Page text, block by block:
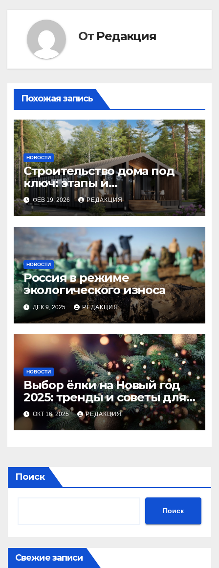
От Редакция
Похожая запись
НОВОСТИ
Строительство дома под
ключ: этапы и
планирование бюджета
ФЕВ 19, 2026 РЕДАКЦИЯ
НОВОСТИ
Россия в режиме
экологического износа
ДЕК 9, 2025 РЕДАКЦИЯ
НОВОСТИ
Выбор ёлки на Новый год
2025: тренды и советы для
идеального праздника
ОКТ 16, 2025 РЕДАКЦИЯ
Поиск
Поиск
Свежие записи